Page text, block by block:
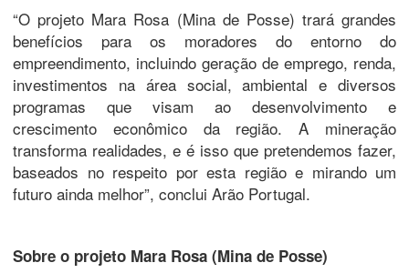
“O projeto Mara Rosa (Mina de Posse) trará grandes
benefícios para os moradores do entorno do
empreendimento, incluindo geração de emprego, renda,
investimentos na área social, ambiental e diversos
programas que visam ao desenvolvimento e
crescimento econômico da região. A mineração
transforma realidades, e é isso que pretendemos fazer,
baseados no respeito por esta região e mirando um
futuro ainda melhor”, conclui Arão Portugal.
Sobre o projeto Mara Rosa (Mina de Posse)